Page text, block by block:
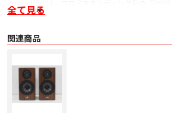
いる、 Polk Audio が特許を取得した特別なバスレ
出力レベルで再生します。
Power Port 2.0 は、新たに開発された X-Port と
ことにより 、 音響特性と美観を向上させています。
Magnet Catch Grill:
Reserve シリーズにはマグネット固定式のスピーカ
す。
スピーカー本体にグリルを挿し込むための穴を設
全て見る
関連商品